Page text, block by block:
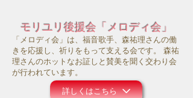
モリユリ後援会「メロディ会」
「メロディ会」は、福音歌手、森祐理さんの働
きを応援し、祈りをもって支える会です。 森祐
理さんのホットなお証しと賛美を聞く交わり会
が行われています。
詳しくはこちら